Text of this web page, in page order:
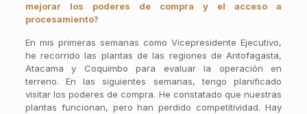
mejorar los poderes de compra y el acceso a
procesamiento?
En mis primeras semanas como Vicepresidente Ejecutivo,
he recorrido las plantas de las regiones de Antofagasta,
Atacama y Coquimbo para evaluar la operación en
terreno. En las siguientes semanas, tengo planificado
visitar los poderes de compra. He constatado que nuestras
plantas funcionan, pero han perdido competitividad. Hay